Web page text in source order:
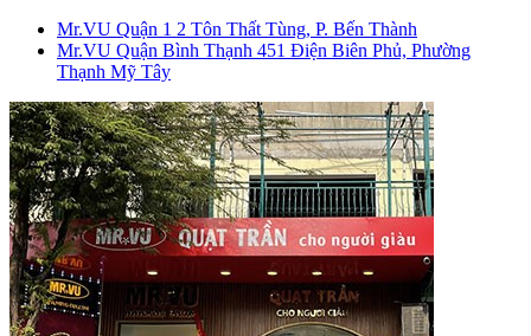
Mr.VU Quận 1 2 Tôn Thất Tùng, P. Bến Thành
Mr.VU Quận Bình Thạnh 451 Điện Biên Phủ, Phường
Thạnh Mỹ Tây